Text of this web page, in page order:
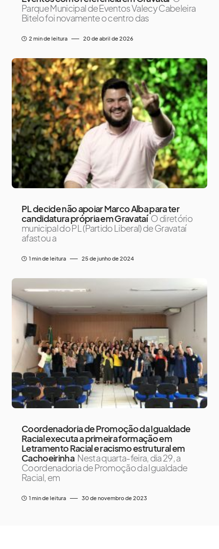
Parque Municipal de Eventos Valecy Cabeleira
Bitelo foi novamente o centro das
2 min de leitura 20 de abril de 2026
PL decide não apoiar Marco Alba para ter
candidatura própria em Gravataí O diretório
municipal do PL (Partido Liberal) de Gravataí
afastou a
1 min de leitura 25 de junho de 2024
Coordenadoria de Promoção da Igualdade
Racial executa a primeira formação em
Letramento Racial e racismo estrutural em
Cachoeirinha Nesta quarta-feira, dia 29, a
Coordenadoria de Promoção da Igualdade
Racial, em
1 min de leitura 30 de novembro de 2023